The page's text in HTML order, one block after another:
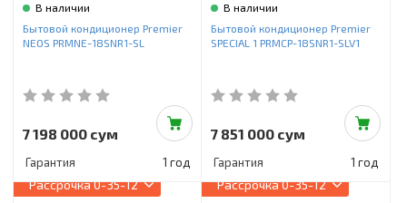
В наличии
Бытовой кондиционер Premier
NEOS PRMNE-18SNR1-SL
7 198 000 сум
Гарантия 1 год
В наличии
Бытовой кондиционер Premier
SPECIAL 1 PRMCP-18SNR1-SLV1
7 851 000 сум
Гарантия 1 год
Рассрочка0-35-12 Рассрочка0-35-12